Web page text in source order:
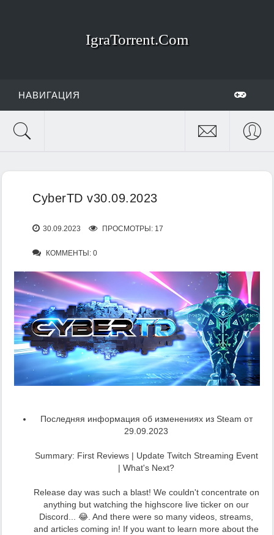
IgraTorrent.Com
НАВИГАЦИЯ
CyberTD v30.09.2023
30.09.2023 ПРОСМОТРЫ: 17
КОММЕНТЫ: 0
Последняя информация об изменениях из Steam от
29.09.2023
Summary: First Reviews | Update Twitch Streaming Event
| What's Next?
Release day was such a blast! We couldn't concentrate on
anything but watching the highscore live ticker on our
Discord... 😂. And there were so many videos, streams,
and articles coming in! If you want to learn more about the